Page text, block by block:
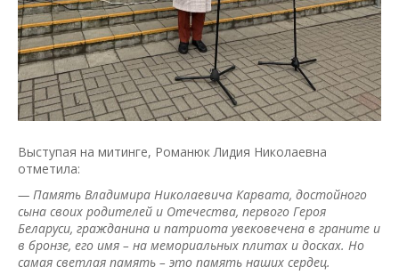
Выступая на митинге, Романюк Лидия Николаевна
отметила:
— Память Владимира Николаевича Карвата, достойного
сына своих родителей и Отечества, первого Героя
Беларуси, гражданина и патриота увековечена в граните и
в бронзе, его имя – на мемориальных плитах и досках. Но
самая светлая память – это память наших сердец.